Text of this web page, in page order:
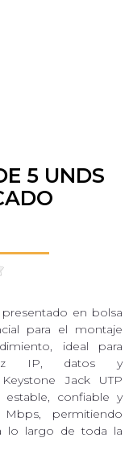
5 UNDS
en bolsa
para el montaje
ideal para
IP, datos y
Jack UTP
estable, confiable y
permitiendo
lo largo de toda la